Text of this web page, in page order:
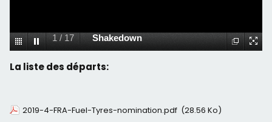
1 / 17 Shakedown
La liste des départs:
2019-4-FRA-Fuel-Tyres-nomination.pdf (28.56 Ko)